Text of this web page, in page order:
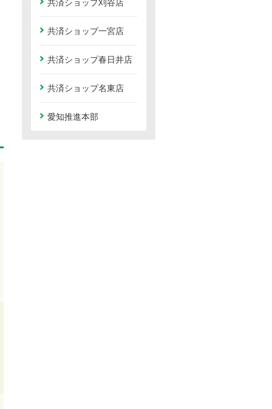
共済ショップ刈谷店
共済ショップ一宮店
共済ショップ春日井店
共済ショップ名東店
愛知推進本部